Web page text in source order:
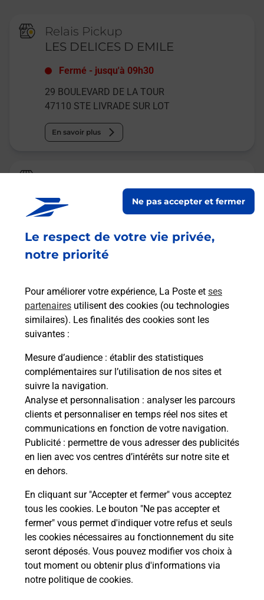
Le respect de votre vie privée,
notre priorité
Pour améliorer votre expérience, La Poste et ses
partenaires utilisent des cookies (ou technologies
similaires). Les finalités des cookies sont les
suivantes :
Mesure d’audience : établir des statistiques
complémentaires sur l’utilisation de nos sites et
suivre la navigation.
Analyse et personnalisation : analyser les parcours
clients et personnaliser en temps réel nos sites et
communications en fonction de votre navigation.
Publicité : permettre de vous adresser des publicités
en lien avec vos centres d’intérêts sur notre site et
en dehors.
En cliquant sur "Accepter et fermer" vous acceptez
tous les cookies. Le bouton "Ne pas accepter et
fermer" vous permet d'indiquer votre refus et seuls
les cookies nécessaires au fonctionnement du site
seront déposés. Vous pouvez modifier vos choix à
tout moment ou obtenir plus d'informations via
notre politique de cookies.
Ne pas accepter et fermer
Relais Pickup
LES DELICES D EMILE
Fermé - jusqu'à 09h30
29 BOULEVARD DE LA TOUR
47110 STE LIVRADE SUR LOT
En savoir plus
La Poste
SAINTE LIVRADE SUR LOT
ouvre mardi à 09h00
RUE DU TERRON
47110 STE LIVRADE SUR LOT
Malin !
La Poste
en ligne
Ouvert 24h/24
En savoir plus
STE LIVRADE SUR LOT
CONSIGNE AD WASH LIVRADE SUR LOT